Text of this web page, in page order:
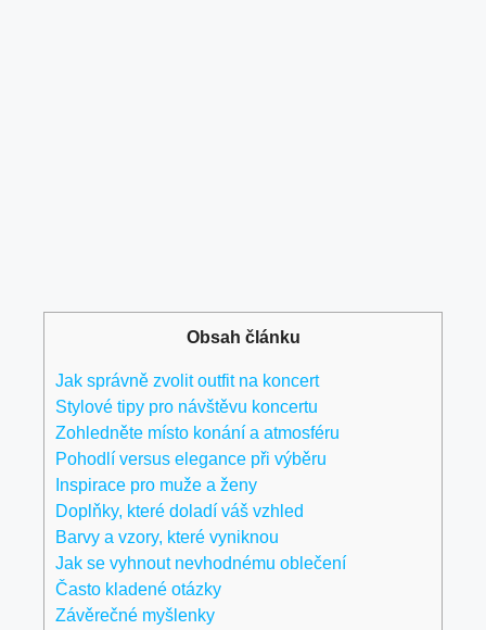
Obsah článku
Jak správně zvolit outfit na koncert
Stylové tipy pro návštěvu koncertu
Zohledněte místo konání a atmosféru
Pohodlí versus elegance při výběru
Inspirace pro muže a ženy
Doplňky, které doladí váš vzhled
Barvy a vzory, které vyniknou
Jak se vyhnout nevhodnému oblečení
Často kladené otázky
Závěrečné myšlenky